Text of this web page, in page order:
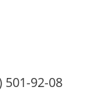
501-92-08